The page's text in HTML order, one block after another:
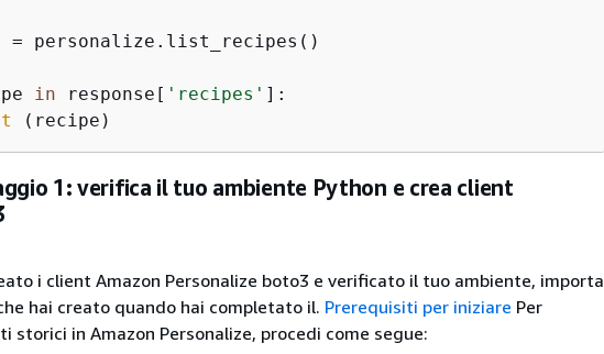
= personalize.list_recipes()
in response[ 'recipes' ]:
(recipe)
1: verifica il tuo ambiente Python e crea client
i client Amazon Personalize boto3 e verificato il tuo ambiente, importa
hai creato quando hai completato il. Prerequisiti per iniziare Per
storici in Amazon Personalize, procedi come segue: